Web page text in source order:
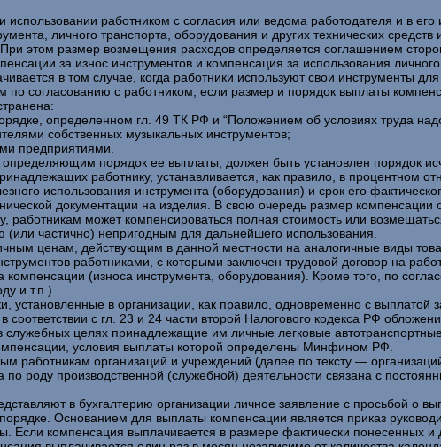
работником с согласия или ведома работодателя и в
личного транспорта, оборудования и других технических
этом размер возмещения расходов определяется соглашением
за износ инструментов и компенсация за использования
в том случае, когда работники используют свои инструменты
согласованию с работником, если размер и порядок выплаты
определенном гл. 49 ТК РФ и “Положением об условиях труда
собственных музыкальных инструментов;
предприятиями.
порядок ее выплаты, должен быть установлен порядок
работнику, устанавливается, как правило, в процентном
использования инструмента (оборудования) и срок его
документации на изделия. В свою очередь размер компенсации
работникам может компенсироваться полная стоимость или
частично) непригодным для дальнейшего использования.
ценам, действующим в данной местности на аналогичные виды
работниками, с которыми заключен трудовой договор на
компенсации (износа инструмента, оборудования). Кроме того, по
и т.п.).
установленные в организации, как правило, одновременно с
с гл. 23 и 24 части второй Налогового кодекса РФ
служебных целях принадлежащие им личные легковые
условия выплаты которой определены Минфином РФ.
работникам организаций и учреждений (далее по тексту —
по роду производственной (служебной) деятельности связана с
в бухгалтерию организации личное заявление с просьбой о
Основанием для выплаты компенсации является приказ
Если компенсация выплачивается в размере фактически понесенных